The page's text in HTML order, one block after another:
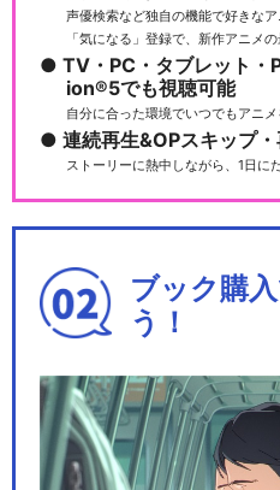
声優検索など独自の機能で好きな
「気になる」登録で、新作アニメ
TV・PC・タブレット
ion®5でも視聴可能
自分に合った環境でいつでもアニ
連続再生&OPスキップ
ストーリーに熱中しながら、1日に
ブック購
う！